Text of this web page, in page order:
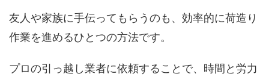
友人や家族に手伝ってもらうのも、効率的に荷造り
作業を進めるひとつの方法です。
プロの引っ越し業者に依頼することで、時間と労力